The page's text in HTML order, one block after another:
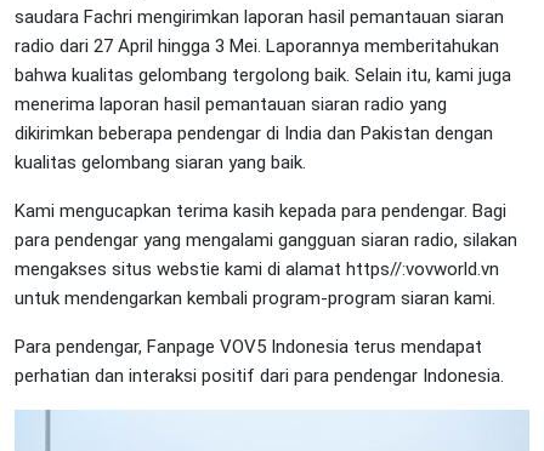
saudara Fachri mengirimkan laporan hasil pemantauan siaran
radio dari 27 April hingga 3 Mei. Laporannya memberitahukan
bahwa kualitas gelombang tergolong baik. Selain itu, kami juga
menerima laporan hasil pemantauan siaran radio yang
dikirimkan beberapa pendengar di India dan Pakistan dengan
kualitas gelombang siaran yang baik.
Kami mengucapkan terima kasih kepada para pendengar. Bagi
para pendengar yang mengalami gangguan siaran radio, silakan
mengakses situs webstie kami di alamat https//:vovworld.vn
untuk mendengarkan kembali program-program siaran kami.
Para pendengar, Fanpage VOV5 Indonesia terus mendapat
perhatian dan interaksi positif dari para pendengar Indonesia.